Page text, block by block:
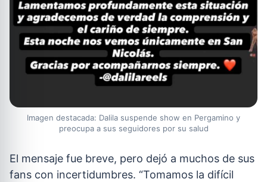
Imagen destacada: Dalila suspende show en Pergamino y
preocupa a sus seguidores por su salud
El mensaje fue breve, pero dejó a muchos de sus
fans con incertidumbres. “Tomamos la difícil